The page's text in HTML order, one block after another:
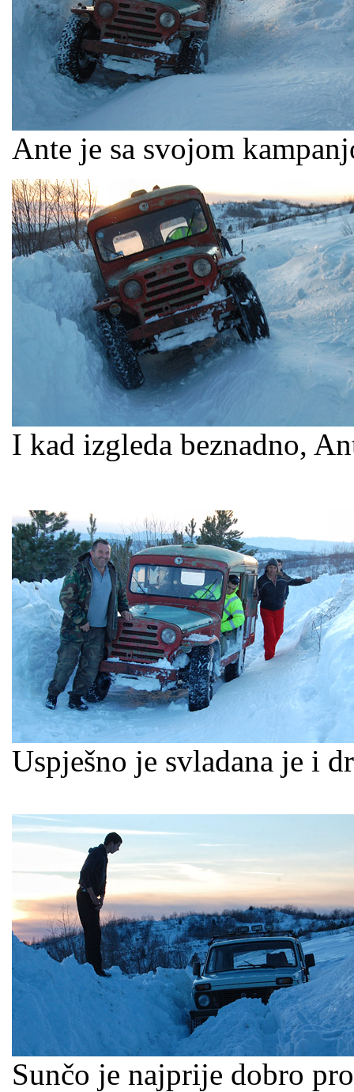
Ante je sa svojom
I kad izgleda beznadno,
Uspješno je svladana je i
Sunčo je najprije dobro